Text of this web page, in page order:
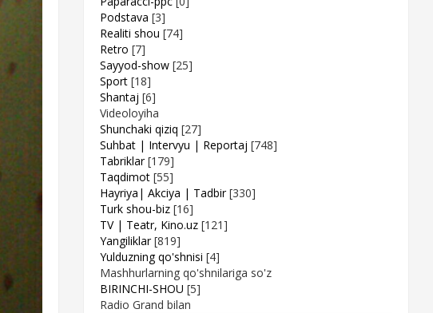
Podstava [3]
Realiti shou [74]
Retro [7]
Sayyod-show [25]
Sport [18]
Shantaj [6]
Videoloyiha
Shunchaki qiziq [27]
Suhbat | Intervyu | Reportaj [748]
Tabriklar [179]
Taqdimot [55]
Hayriya| Akciya | Tadbir [330]
Turk shou-biz [16]
TV | Teatr, Kino.uz [121]
Yangiliklar [819]
Yulduzning qo'shnisi [4]
Mashhurlarning qo'shnilariga so'z
BIRINCHI-SHOU [5]
Radio Grand bilan